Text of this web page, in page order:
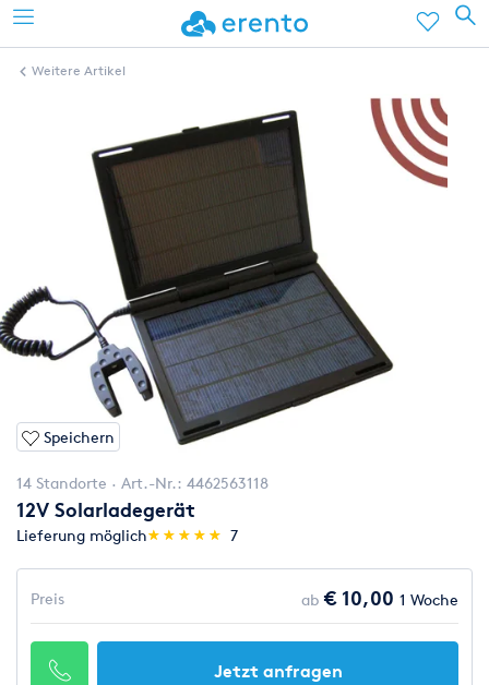
Weitere Artikel
Speichern
14 Standorte Art.-Nr.: 4462563118
12V Solarladegerät
Lieferung möglich(*)
★
★
(*)★
★
(*) ★
★
(*) ★
★
(*) ★
★ 7
Preis ab € 10,00 1 Woche
Jetzt anfragen